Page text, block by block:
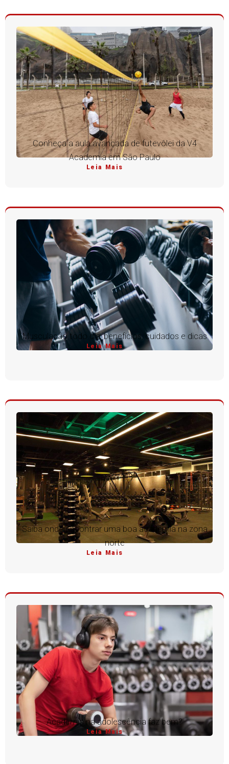
Conheça a aula avançada de futevôlei da V4
Academia em São Paulo
Leia Mais
Musculação todo dia: benefícios, cuidados e dicas
Leia Mais
Saiba onde encontrar uma boa academia na zona
norte
Leia Mais
Academia na adolescência faz bem?
Leia Mais